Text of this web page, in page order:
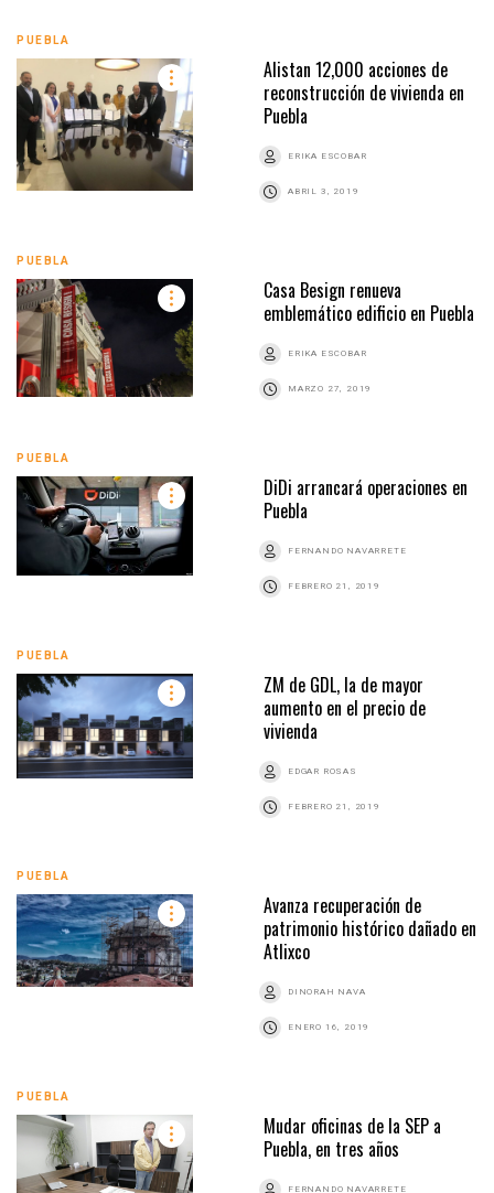
PUEBLA
Alistan 12,000 acciones de
reconstrucción de vivienda en
Puebla
ERIKA ESCOBAR
ABRIL 3, 2019
PUEBLA
Casa Besign renueva
emblemático edificio en Puebla
ERIKA ESCOBAR
MARZO 27, 2019
PUEBLA
DiDi arrancará operaciones en
Puebla
FERNANDO NAVARRETE
FEBRERO 21, 2019
PUEBLA
ZM de GDL, la de mayor
aumento en el precio de
vivienda
EDGAR ROSAS
FEBRERO 21, 2019
PUEBLA
Avanza recuperación de
patrimonio histórico dañado en
Atlixco
DINORAH NAVA
ENERO 16, 2019
PUEBLA
Mudar oficinas de la SEP a
Puebla, en tres años
FERNANDO NAVARRETE